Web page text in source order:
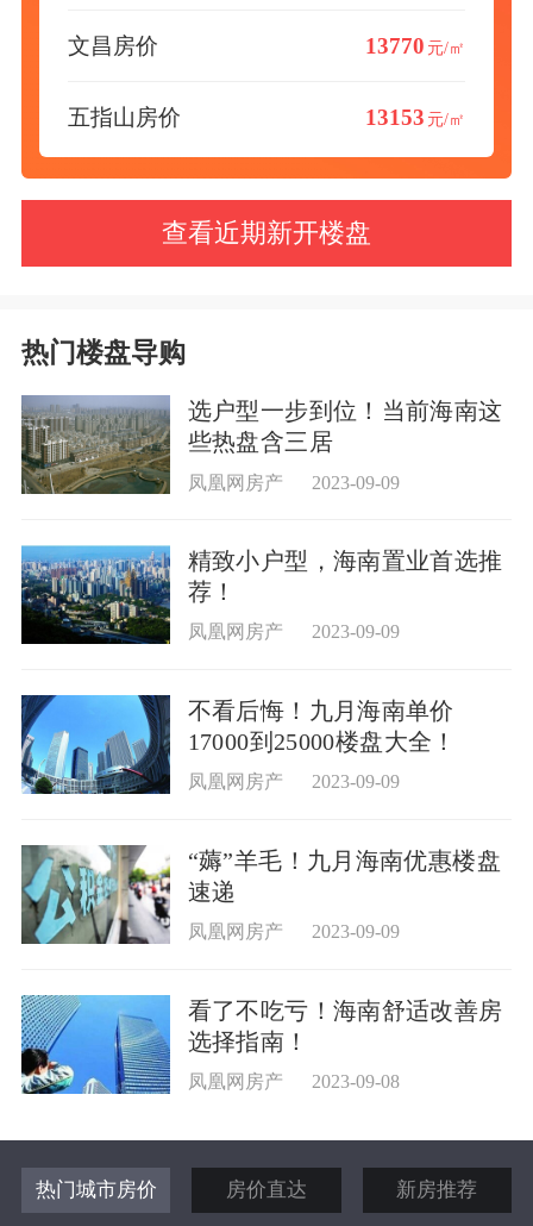
文昌房价 13770 元/㎡
五指山房价 13153 元/㎡
查看近期新开楼盘
热门楼盘导购
选户型一步到位！当前海南这
些热盘含三居
凤凰网房产 2023-09-09
精致小户型，海南置业首选推
荐！
凤凰网房产 2023-09-09
不看后悔！九月海南单价
17000到25000楼盘大全！
凤凰网房产 2023-09-09
“薅”羊毛！九月海南优惠楼盘
速递
凤凰网房产 2023-09-09
看了不吃亏！海南舒适改善房
选择指南！
凤凰网房产 2023-09-08
热门城市房价 房价直达 新房推荐